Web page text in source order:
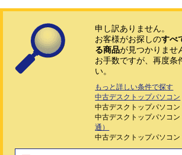
申し訳ありません。
お客様がお探しのすべ
る商品が見つかりませ
お手数ですが、再度条
い。
もっと詳しい条件で探す
中古デスクトップパソコン
中古デスクトップパソコ
中古デスクトップパソコン
通）
中古デスクトップパソコ